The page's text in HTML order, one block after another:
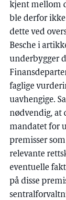
kjent mellom
ble derfor
dette ved
Besche i
underbygger
faglige
uavhengige.
nødvendig, at
mandatet for
premisser
relevante
eventuelle
på disse